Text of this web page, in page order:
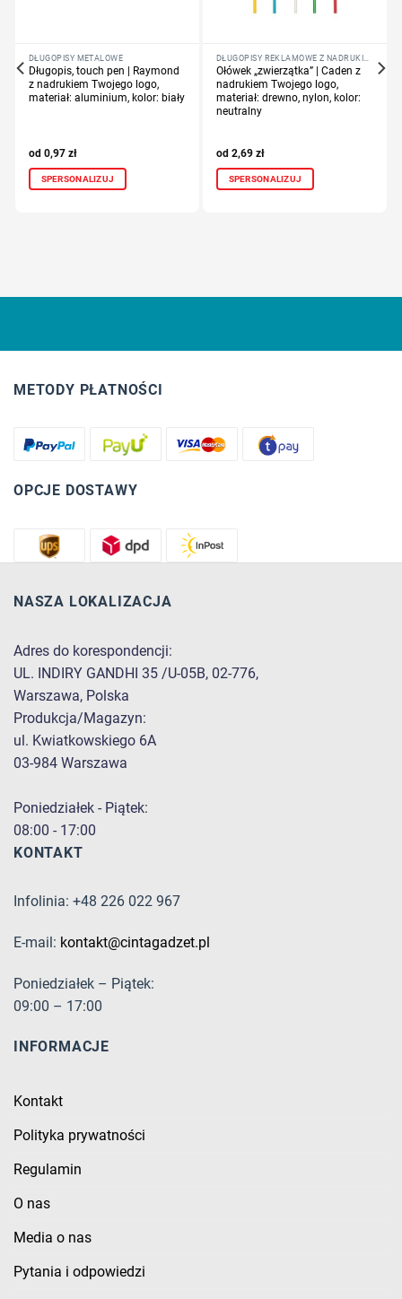
DŁUGOPISY METALOWE
Długopis, touch pen | Raymond
z nadrukiem Twojego logo,
materiał: aluminium, kolor: biały
0,97 zł
SPERSONALIZUJ
Ołówek „zwierzątka” | Caden z
nadrukiem Twojego logo,
materiał: drewno, nylon, kolor:
neutralny
2,69 zł
SPERSONALIZUJ
METODY PŁATNOŚCI
OPCJE DOSTAWY
NASZA LOKALIZACJA
Adres do korespondencji:
UL. INDIRY GANDHI 35 /U-05B, 02-776,
Warszawa, Polska
Produkcja/Magazyn:
ul. Kwiatkowskiego 6A
03-984 Warszawa
Poniedziałek - Piątek:
08:00 - 17:00
KONTAKT
Infolinia: +48 226 022 967
E-mail: kontakt@cintagadzet.pl
Poniedziałek – Piątek:
09:00 – 17:00
INFORMACJE
Kontakt
Polityka prywatności
Regulamin
O nas
Media o nas
Pytania i odpowiedzi